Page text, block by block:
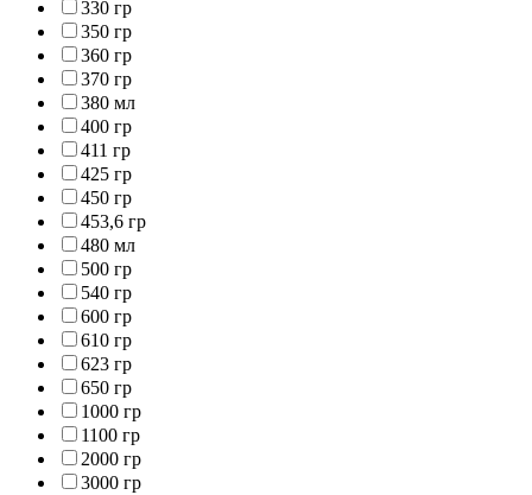
330 гр
350 гр
360 гр
370 гр
380 мл
400 гр
411 гр
425 гр
450 гр
453,6 гр
480 мл
500 гр
540 гр
600 гр
610 гр
623 гр
650 гр
1000 гр
1100 гр
2000 гр
3000 гр